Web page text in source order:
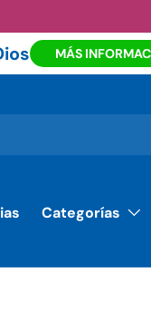
MÁS
Categorías